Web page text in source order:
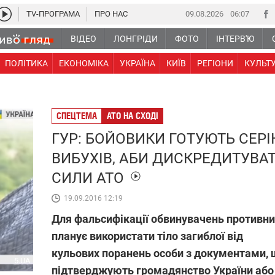
09.08.2026 06 07
ВІДЕО ЛОНГРІДИ ФОТО ІНТЕРВ'Ю
ПОЛІТИКА ЕКОНОМІКА УКРАЇНА КИЇВ РЕГІОНИ
TV-ПРОГРАМА ПРО НАС
5.UA
СПЕЦТЕМА АТО НА СХОДІ
ГУР: БОЙОВИКИ ГОТУЮТЬ
ВИБУХІВ, АБИ
СИЛИ АТО
19.09.2016 12:19
Для фальcифікації обвинувачень
планує використати тіло загиблої від
кульових поранень особи з документами,
підтверджують громадянство України або